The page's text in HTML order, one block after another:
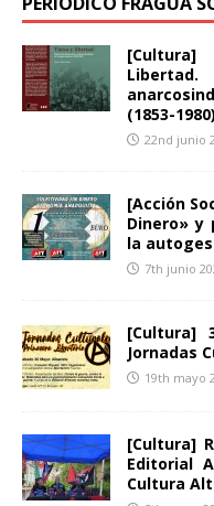
(1853-
22nd junio
[Acción
Dinero» y
la
7th junio
[Cultura]
Jornadas
19th mayo
[Cultura]
Editorial
Cultura